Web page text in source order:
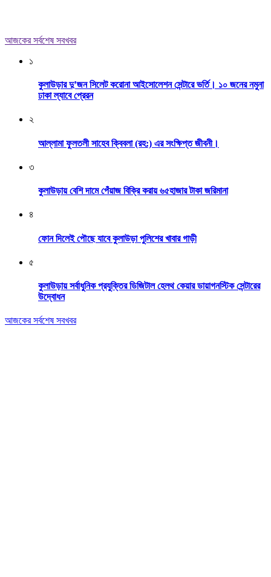
আজকের সর্বশেষ সবখবর
১
কুলাউড়ার দু’জন সিলেট করোনা আইসোলেশন সেন্টারে ভর্তি। ১০ জনের নমুনা
ঢাকা ল্যাবে প্রেরন
২
আল্লামা ফুলতলী সাহেব ক্বিবলা (রহ:) এর সংক্ষিপ্ত জীবনী।
৩
কুলাউড়ায় বেশি দামে পেঁয়াজ বিক্রি করায় ৬৫হাজার টাকা জরিমানা
৪
ফোন দিলেই পৌছে যাবে কুলাউড়া পুলিশের খাবার গাড়ী
৫
কুলাউড়ায় সর্বাধুনিক প্রযুক্তির ডিজিটাল হেলথ কেয়ার ডায়াগনস্টিক সেন্টারের
উদ্বোধন
আজকের সর্বশেষ সবখবর